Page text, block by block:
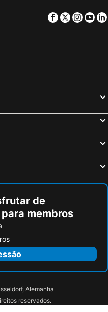
Marta, bed and breakfasts
nel Cimino, bed and breakfasts
di Porto, bed and breakfasts
Facebook
Twitter
de
membros
Alemanha
reservados.